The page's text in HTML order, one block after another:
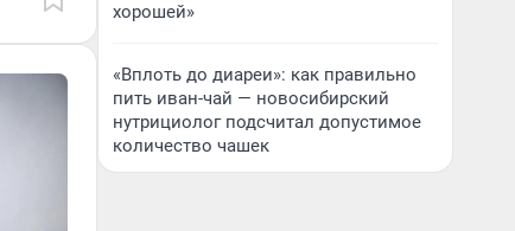
хорошей»
«Вплоть до диареи»: как правильно
пить иван-чай — новосибирский
нутрициолог подсчитал допустимое
количество чашек